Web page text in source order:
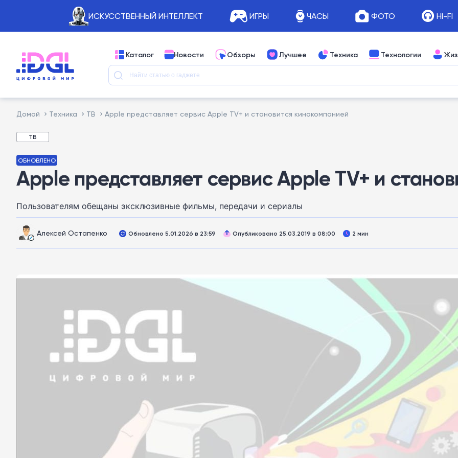
ИСКУССТВЕННЫЙ ИНТЕЛЛЕКТ ИГРЫ ЧАСЫ ФОТО HI-FI
Каталог Новости Обзоры Лучшее Техника Технологии
Домой Техника ТВ Apple представляет сервис Apple TV+ и становится кинокомпанией
ТВ
ОБНОВЛЕНО
Apple представляет сервис Apple TV+ и
Пользователям обещаны эксклюзивные фильмы, передачи и сериалы
Алексей Остапенко Обновлено 5.01.2026 в 23:59 Опубликовано 25.03.2019 в 08:00 2 мин